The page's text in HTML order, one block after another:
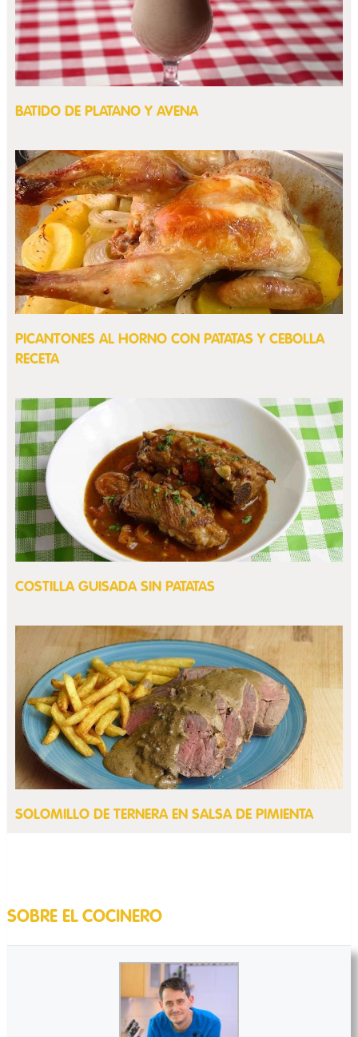
BATIDO DE PLATANO Y AVENA
PICANTONES AL HORNO CON PATATAS Y CEBOLLA
RECETA
COSTILLA GUISADA SIN PATATAS
SOLOMILLO DE TERNERA EN SALSA DE PIMIENTA
SOBRE EL COCINERO